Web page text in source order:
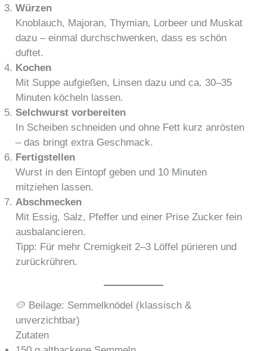
Würzen
Knoblauch, Majoran, Thymian, Lorbeer und Muskat
dazu – einmal durchschwenken, dass es schön
duftet.
Kochen
Mit Suppe aufgießen, Linsen dazu und ca. 30–35
Minuten köcheln lassen.
Selchwurst vorbereiten
In Scheiben schneiden und ohne Fett kurz anrösten
– das bringt extra Geschmack.
Fertigstellen
Wurst in den Eintopf geben und 10 Minuten
mitziehen lassen.
Abschmecken
Mit Essig, Salz, Pfeffer und einer Prise Zucker fein
ausbalancieren.
Tipp: Für mehr Cremigkeit 2–3 Löffel pürieren und
zurückrühren.
🥔 Beilage: Semmelknödel (klassisch &
unverzichtbar)
Zutaten